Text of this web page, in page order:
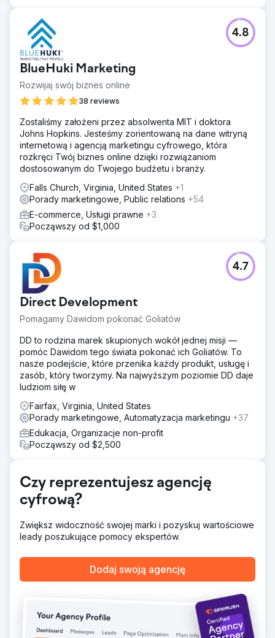
BlueHuki Marketing
Rozwijaj swój biznes online
38 reviews
4.8
Zostaliśmy założeni przez absolwenta MIT i doktora
Johns Hopkins. Jesteśmy zorientowaną na dane witryną
internetową i agencją marketingu cyfrowego, która
rozkręci Twój biznes online dzięki rozwiązaniom
dostosowanym do Twojego budżetu i branży.
Falls Church, Virginia, United States +1
Porady marketingowe, Public relations +54
E-commerce, Usługi prawne +3
Począwszy od $1,000
Direct Development
Pomagamy Dawidom pokonać Goliatów
4.7
DD to rodzina marek skupionych wokół jednej misji —
pomóc Dawidom tego świata pokonać ich Goliatów. To
nasze podejście, które przenika każdy produkt, usługę i
zasób, który tworzymy. Na najwyższym poziomie DD daje
ludziom siłę w
Fairfax, Virginia, United States
Porady marketingowe, Automatyzacja marketingu +37
Edukacja, Organizacje non-profit
Począwszy od $2,500
Czy reprezentujesz agencję
cyfrową?
Zwiększ widoczność swojej marki i pozyskuj wartościowe
leady poszukujące pomocy ekspertów.
Dodaj swoją agencję